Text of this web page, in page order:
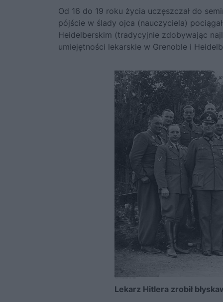
Od 16 do 19 roku życia uczęszczał do
pójście w ślady ojca (nauczyciela)
Heidelberskim (tradycyjnie zdobywając
umiejętności lekarskie w Grenoble i
Lekarz Hitlera zrobił